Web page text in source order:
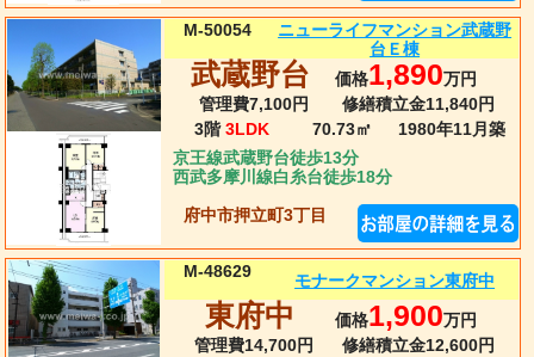
M-50054
ニューライフマンション武蔵野
台Ｅ棟
武蔵野台 価格1,890万円
管理費7,100円
修繕積立金11,840円
3階 3LDK 70.73㎡ 1980年11月 築
京王線武蔵野台徒歩13分
西武多摩川線白糸台徒歩18分
府中市押立町3丁目
M-48629 モナークマンション東府中
東府中 価格1,900万円
管理費14,700円
修繕積立金12,600円